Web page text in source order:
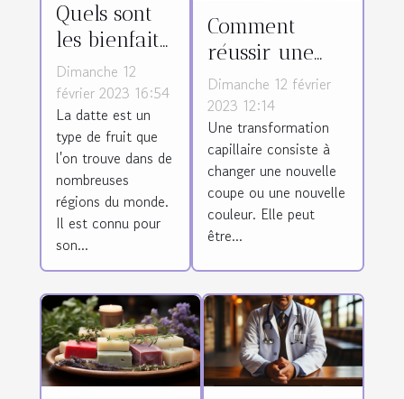
Quels sont
les bienfaits
de la datte ?
Dimanche 12
février 2023 16:54
La datte est un
type de fruit que
l'on trouve dans de
nombreuses
régions du monde.
Il est connu pour
son...
Comment
réussir une
transformation
des cheveux ?
Dimanche 12 février
2023 12:14
Une transformation
capillaire consiste à
changer une nouvelle
coupe ou une nouvelle
couleur. Elle peut
être...